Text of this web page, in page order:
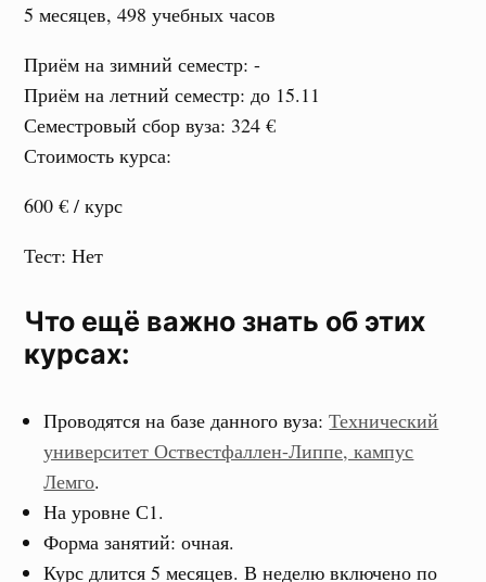
5 месяцев,498 учебных часов
Приём на зимний семестр: -
Приём на летний семестр: до 15.11
Семестровый сбор вуза: 324 €
Стоимость курса:
600 € / курс
Тест: Нет
Что ещё важно знать об этих
курсах:
Проводятся на базе данного вуза:Технический
университет Оствестфаллен-Липпе, кампус
Лемго.
На уровне С1.
Форма занятий: очная.
Курс длится 5 месяцев. В неделю включено по